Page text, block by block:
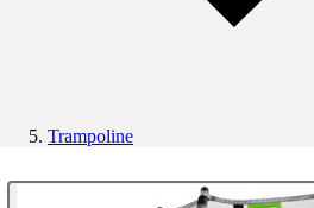
Trampoline